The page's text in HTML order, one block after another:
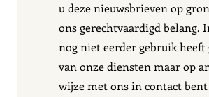
u deze nieuwsbrieven op
ons gerechtvaardigd belang.
nog niet eerder gebruik heeft
van onze diensten maar op
wijze met ons in contact bent